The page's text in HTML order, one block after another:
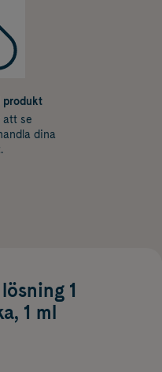
produkt
att se
dina
1
1 ml